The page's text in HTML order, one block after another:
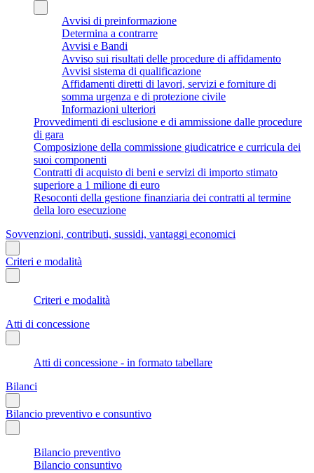
Avvisi di preinformazione
Determina a contrarre
Avvisi e Bandi
Avviso sui risultati delle procedure di affidamento
Avvisi sistema di qualificazione
Affidamenti diretti di lavori, servizi e forniture di
somma urgenza e di protezione civile
Informazioni ulteriori
Provvedimenti di esclusione e di ammissione dalle procedure
di gara
Composizione della commissione giudicatrice e curricula dei
suoi componenti
Contratti di acquisto di beni e servizi di importo stimato
superiore a 1 milione di euro
Resoconti della gestione finanziaria dei contratti al termine
della loro esecuzione
Sovvenzioni, contributi, sussidi, vantaggi economici
Criteri e modalità
Criteri e modalità
Atti di concessione
Atti di concessione - in formato tabellare
Bilanci
Bilancio preventivo e consuntivo
Bilancio preventivo
Bilancio consuntivo